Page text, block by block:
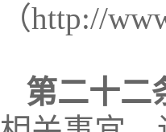
（http://
第二十二